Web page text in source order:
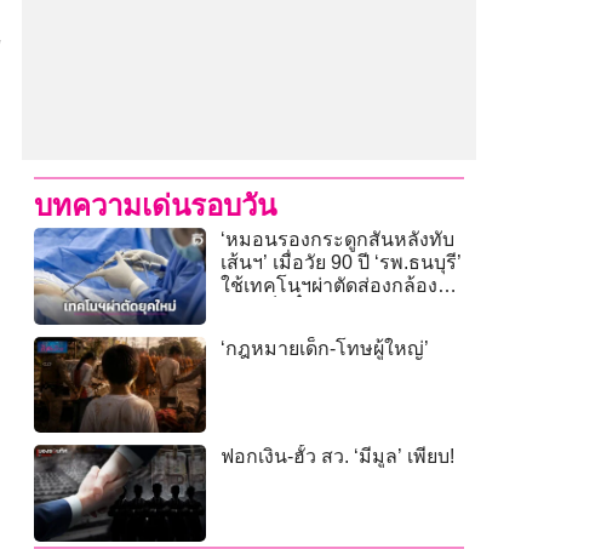
บทความเด่นรอบวัน
‘หมอนรองกระดูกสันหลังทับ
เส้นฯ’ เมื่อวัย 90 ปี ‘รพ.ธนบุรี’
ใช้เทคโนฯผ่าตัดส่องกล้อง
‘กฎหมายเด็ก-โทษผู้ใหญ่’
ฟอกเงิน-ฮั้ว สว. ‘มีมูล’ เพียบ!